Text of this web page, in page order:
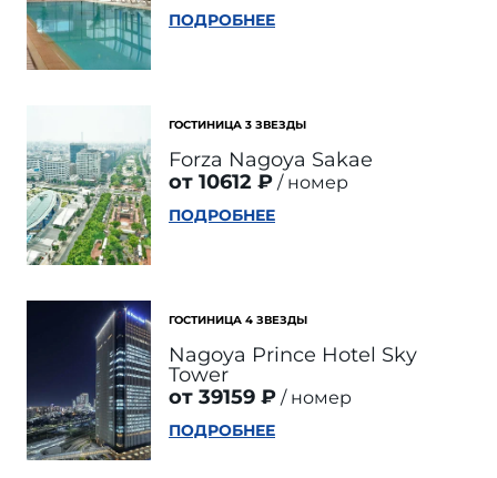
ПОДРОБНЕЕ
ГОСТИНИЦА 3 ЗВЕЗДЫ
Forza Nagoya Sakae
от 10612 ₽
номер
ПОДРОБНЕЕ
ГОСТИНИЦА 4 ЗВЕЗДЫ
Nagoya Prince Hotel Sky
Tower
от 39159 ₽
номер
ПОДРОБНЕЕ